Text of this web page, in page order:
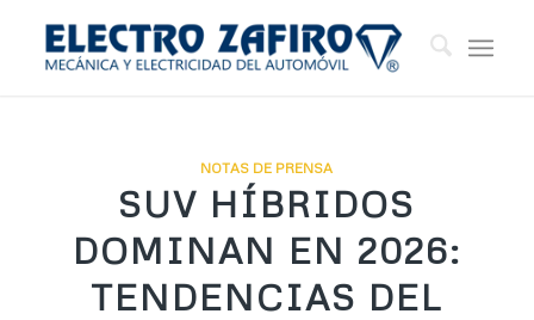
NOTAS DE PRENSA
SUV HÍBRIDOS
DOMINAN EN 2026:
TENDENCIAS DEL